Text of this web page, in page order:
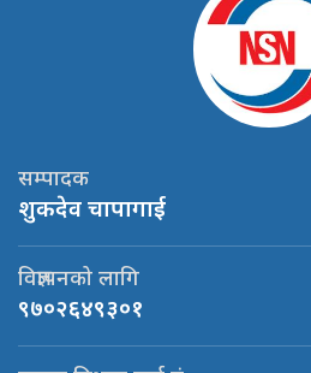
सम्पादक
शुकदेव चापागाई
विज्ञापनको लागि
९७०२६४९३०१